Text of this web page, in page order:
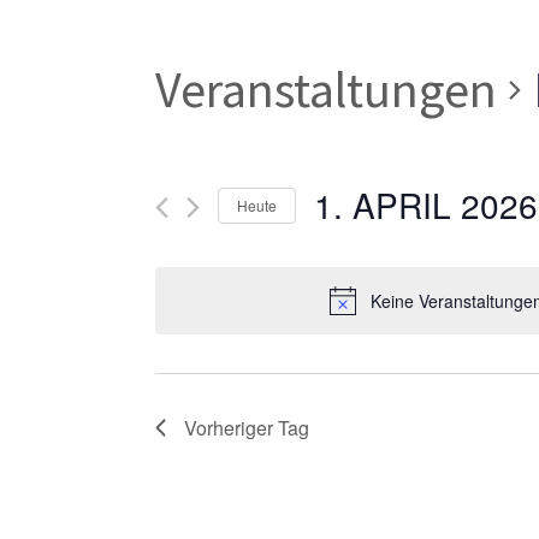
Keine
Veranstaltungen
Heute 1. APRIL 2026
wählen.
Vorheriger Tag